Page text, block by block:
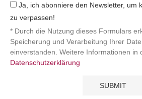
Ja, ich abonniere den Newsletter, um
zu verpassen!
* Durch die Nutzung dieses Formulars
Speicherung und Verarbeitung Ihrer
einverstanden. Weitere Informationen in
Datenschutzerklärung